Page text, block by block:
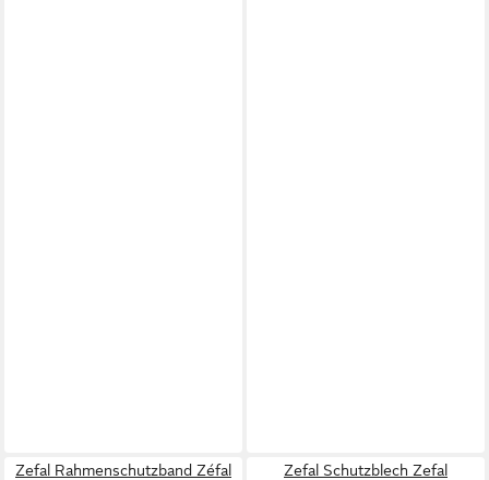
Zefal Rahmenschutzband Zéfal
Zefal Schutzblech Zefal